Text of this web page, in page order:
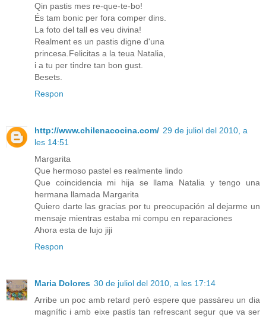
Qin pastis mes re-que-te-bo!
És tam bonic per fora comper dins.
La foto del tall es veu divina!
Realment es un pastis digne d'una
princesa.Felicitas a la teua Natalia,
i a tu per tindre tan bon gust.
Besets.
Respon
http://www.chilenacocina.com/ 29 de juliol del 2010, a
les 14:51
Margarita
Que hermoso pastel es realmente lindo
Que coincidencia mi hija se llama Natalia y tengo una
hermana llamada Margarita
Quiero darte las gracias por tu preocupación al dejarme un
mensaje mientras estaba mi compu en reparaciones
Ahora esta de lujo jiji
Respon
Maria Dolores 30 de juliol del 2010, a les 17:14
Arribe un poc amb retard però espere que passàreu un dia
magnífic i amb eixe pastís tan refrescant segur que va ser